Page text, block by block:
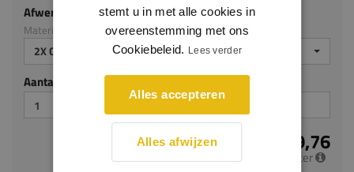
Afwerking
Materiaal: MDF ecologisch
2X GEGROND
Aantal stuks
€ 9,76
per meter
stemt u in met alle cookies in
overeenstemming met ons
Cookiebeleid. Lees verder
Alles accepteren
Alles afwijzen